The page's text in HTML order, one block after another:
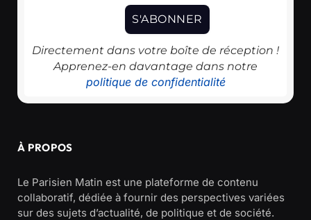
Directement dans votre boîte de réception !
Apprenez-en davantage dans notre
politique de confidentialité
À PROPOS
Le Parisien Matin est une plateforme de contenu
collaboratif, dédiée à fournir des perspectives variées
sur des sujets d’actualité, de politique et de société.